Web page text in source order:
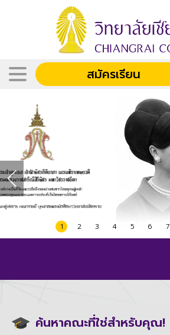
สมัครเรียน
1 2 3 4 5 6 7
ค้นหาคณะที่ใช่สำหรับคุณ!